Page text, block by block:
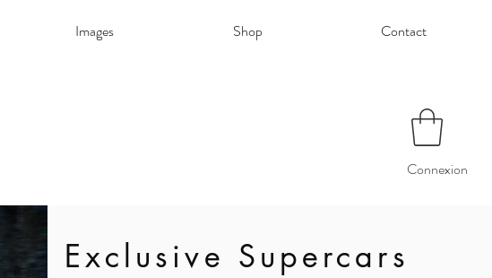
Images Shop Contact
Connexion
Exclusive Supercars